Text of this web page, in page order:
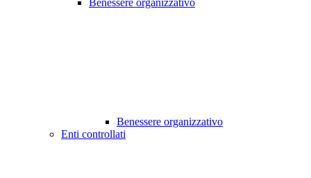
Benessere organizzativo
Benessere organizzativo
Enti controllati